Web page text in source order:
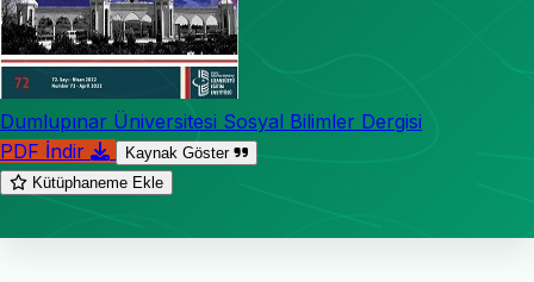
Dumlupınar Üniversitesi Sosyal Bilimler Dergisi
PDF İndir
Kaynak Göster
Kütüphaneme Ekle